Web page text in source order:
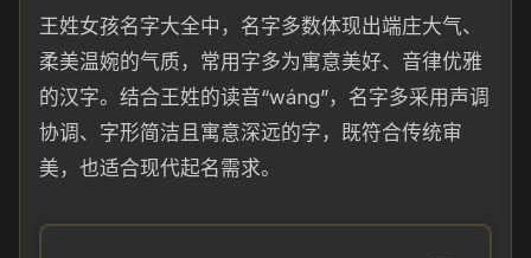
王姓女孩名字大全中，名字多数体现出端庄大气、
柔美温婉的气质，常用字多为寓意美好、音律优雅
的汉字。结合王姓的读音“wáng”，名字多采用声调
协调、字形简洁且寓意深远的字，既符合传统审
美，也适合现代起名需求。